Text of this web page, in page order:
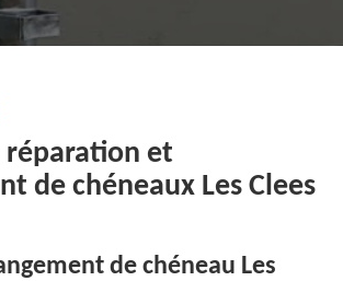
réparation et
de chéneaux Les Clees
de chéneau Les